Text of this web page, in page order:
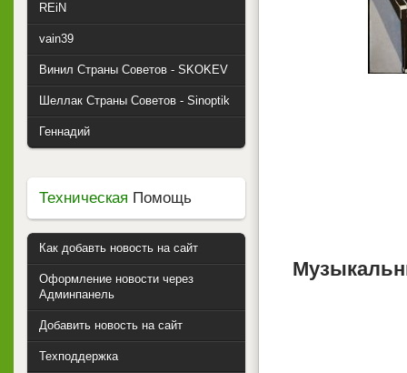
REiN
vain39
Винил Страны Советов - SKOKEV
Шеллак Страны Советов - Sinoptik
Геннадий
Техническая Помощь
Как добавть новость на сайт
Оформление новости через
Админпанель
Добавить новость на сайт
Техподдержка